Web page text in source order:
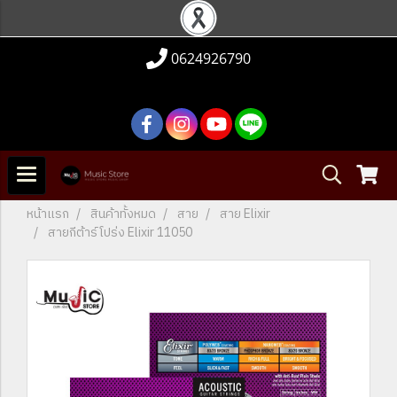
0624926790
หน้าแรก สินค้าทั้งหมด สาย
สาย Elixir
สายกีต้าร์โปร่ง Elixir 11050